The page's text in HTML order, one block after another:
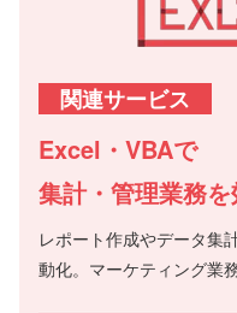
関連サービス
Excel・VBAで
集計・管理業務を
レポート作成やデータ集
動化。マーケティング業